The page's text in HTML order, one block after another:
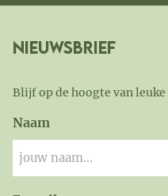
Nieuwsbrief
Blijf op de hoogte van
Naam